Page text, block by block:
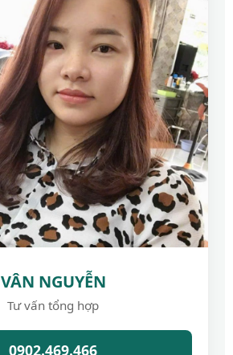
VÂN NGUYỄN
Tư vấn tổng hợp
0902.469.466